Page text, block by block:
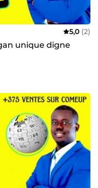
5,0 (2)
unique digne